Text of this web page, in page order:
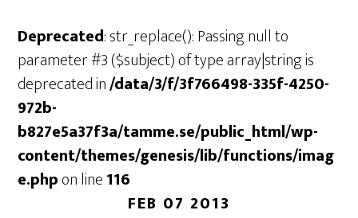
Deprecated: str_replace(): Passing null to
parameter #3 ($subject) of type array|string is
deprecated in/data/3/f/3f766498-335f-4250-
972b-
b827e5a37f3a/tamme.se/public_html/wp-
content/themes/genesis/lib/functions/imag
e.phpon line116
FEB 07 2013